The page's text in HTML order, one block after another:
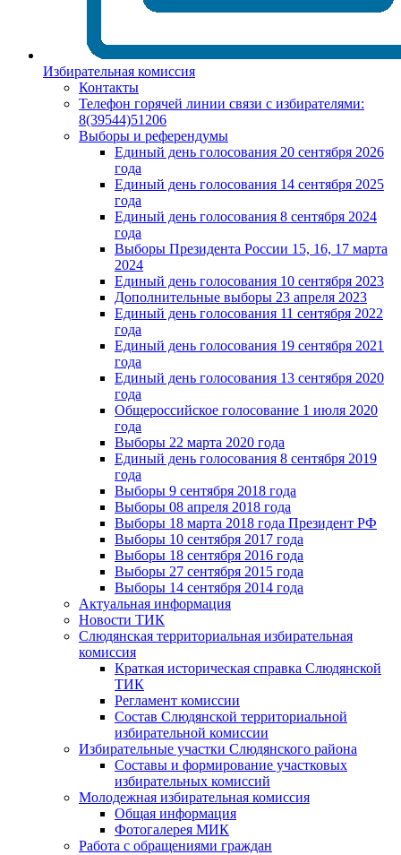
Избирательная комиссия
Контакты
Телефон горячей линии связи с избирателями:
8(39544)51206
Выборы и референдумы
Единый день голосования 20 сентября 2026
года
Единый день голосования 14 сентября 2025
года
Единый день голосования 8 сентября 2024
года
Выборы Президента России 15, 16, 17 марта
2024
Единый день голосования 10 сентября 2023
Дополнительные выборы 23 апреля 2023
Единый день голосования 11 сентября 2022
года
Единый день голосования 19 сентября 2021
года
Единый день голосования 13 сентября 2020
года
Общероссийское голосование 1 июля 2020
года
Выборы 22 марта 2020 года
Единый день голосования 8 сентября 2019
года
Выборы 9 сентября 2018 года
Выборы 08 апреля 2018 года
Выборы 18 марта 2018 года Президент РФ
Выборы 10 сентября 2017 года
Выборы 18 сентября 2016 года
Выборы 27 сентября 2015 года
Выборы 14 сентября 2014 года
Актуальная информация
Новости ТИК
Слюдянская территориальная избирательная
комиссия
Краткая историческая справка Слюдянской
ТИК
Регламент комиссии
Состав Слюдянской территориальной
избирательной комиссии
Избирательные участки Слюдянского района
Составы и формирование участковых
избирательных комиссий
Молодежная избирательная комиссия
Общая информация
Фотогалерея МИК
Работа с обращениями граждан